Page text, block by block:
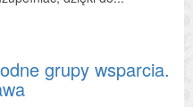
grupy wsparcia.